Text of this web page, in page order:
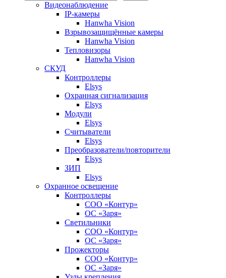
Видеонаблюдение
IP-камеры
Hanwha Vision
Взрывозащищённые камеры
Hanwha Vision
Тепловизоры
Hanwha Vision
СКУД
Контроллеры
Elsys
Охранная сигнализация
Elsys
Модули
Elsys
Считыватели
Elsys
Преобразователи/повторители
Elsys
ЗИП
Elsys
Охранное освещение
Контроллеры
СОО «Контур»
ОС «Заря»
Светильники
СОО «Контур»
ОС «Заря»
Прожекторы
СОО «Контур»
ОС «Заря»